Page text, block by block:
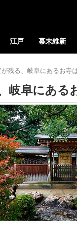
江戸 幕末維新
残る、岐阜にあるお寺
岐阜にある